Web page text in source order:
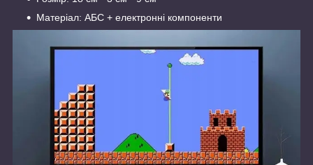
Матеріал: АБС + електронні компоненти